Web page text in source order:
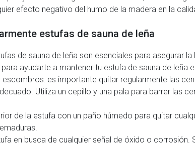
efecto negativo del humo de la madera en la
estufas de sauna de leña
de sauna de leña son esenciales para asegurar
ayudarte a mantener tu estufa de sauna de leña
es importante quitar regularmente las
Utiliza un cepillo y una pala para barrer las
de la estufa con un paño húmedo para quitar
en busca de cualquier señal de óxido o corrosión.